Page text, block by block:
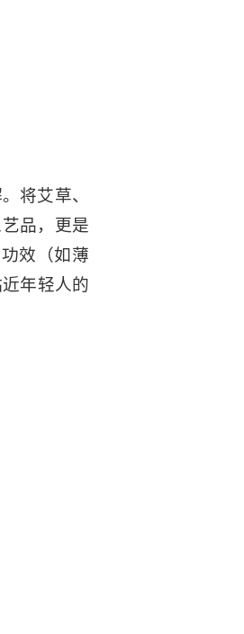
将艾草、
品，更是
效（如薄
年轻人的